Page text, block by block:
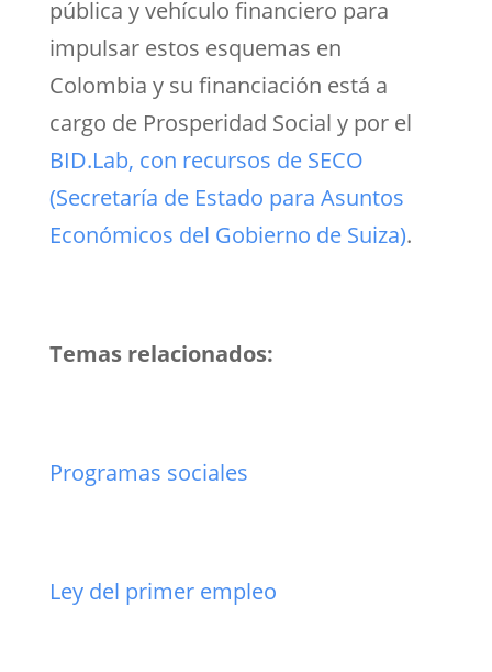
pública y vehículo financiero para
impulsar estos esquemas en
Colombia y su financiación está a
cargo de Prosperidad Social y por el
BID.Lab, con recursos de SECO
(Secretaría de Estado para Asuntos
Económicos del Gobierno de Suiza).
Temas relacionados:
Programas sociales
Ley del primer empleo